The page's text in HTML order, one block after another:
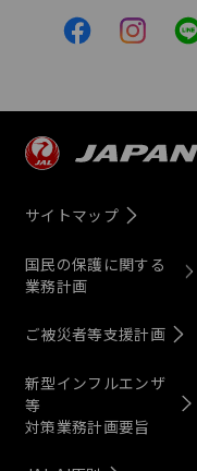
サイトマップ
国民の保護に関する
業務計画
ご被災者等支援計画
新型インフルエンザ
等
対策業務計画要旨